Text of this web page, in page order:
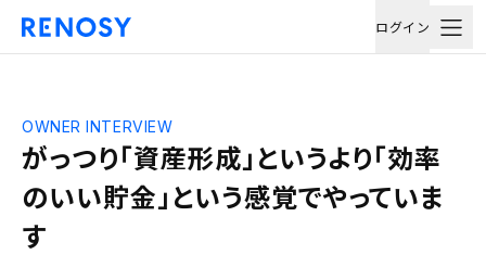
ログイン
がっつり「資産形成」というより「効率
のいい貯金」という感覚でやっていま
す
OWNER INTERVIEW